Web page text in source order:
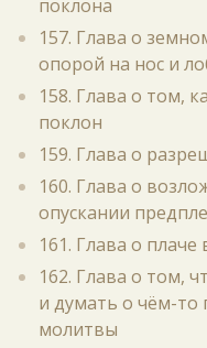
поклона
157. Глава о
опорой на нос и
158. Глава о том,
поклон
159. Глава о
160. Глава о
опускании
161. Глава о
162. Глава о том,
и думать о чём-то
молитвы